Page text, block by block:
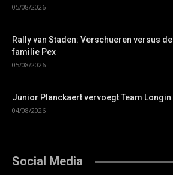
05/08/2026
Rally van Staden: Verschueren versus de
familie Pex
05/08/2026
Junior Planckaert vervoegt Team Longin
04/08/2026
Social Media